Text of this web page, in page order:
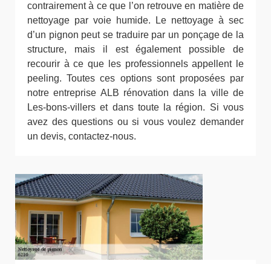
contrairement à ce que l’on retrouve en matière de
nettoyage par voie humide. Le nettoyage à sec
d’un pignon peut se traduire par un ponçage de la
structure, mais il est également possible de
recourir à ce que les professionnels appellent le
peeling. Toutes ces options sont proposées par
notre entreprise ALB rénovation dans la ville de
Les-bons-villers et dans toute la région. Si vous
avez des questions ou si vous voulez demander
un devis, contactez-nous.